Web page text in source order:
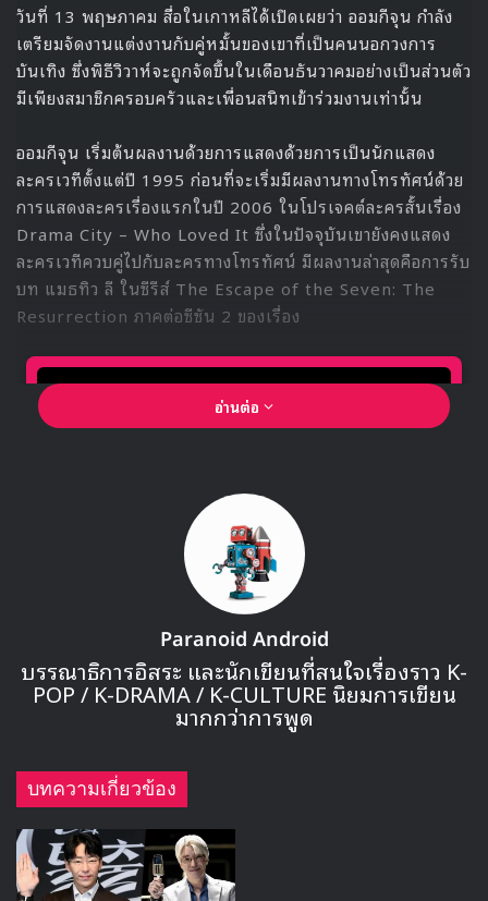
วันที่ 13 พฤษภาคม สื่อในเกาหลีได้เปิดเผยว่า ออมกีจุน กำลัง
เตรียมจัดงานแต่งงานกับคู่หมั้นของเขาที่เป็นคนนอกวงการ
บันเทิง ซึ่งพิธีวิวาห์จะถูกจัดขึ้นในเดือนธันวาคมอย่างเป็นส่วนตัว
มีเพียงสมาชิกครอบครัวและเพื่อนสนิทเข้าร่วมงานเท่านั้น
ออมกีจุน เริ่มต้นผลงานด้วยการแสดงด้วยการเป็นนักแสดง
ละครเวทีตั้งแต่ปี 1995 ก่อนที่จะเริ่มมีผลงานทางโทรทัศน์ด้วย
การแสดงละครเรื่องแรกในปี 2006 ในโปรเจคต์ละครสั้นเรื่อง
Drama City – Who Loved It ซึ่งในปัจจุบันเขายังคงแสดง
ละครเวทีควบคู่ไปกับละครทางโทรทัศน์ มีผลงานล่าสุดคือการรับ
บท แมธทิว ลี ในซีรีส์ The Escape of the Seven: The
Resurrection ภาคต่อซีซัน 2 ของเรื่อง
🎙GYUBIN ปลื้มเมืองไทยขนาดไหน? ถึงกลับมาถ่าย
MV เพลงใหม่ LIKE U 100 ที่กรุงเทพ
▶ คลิกดูสัมภาษณ์พิเศษ
อ่านต่อ
Paranoid Android
บรรณาธิการอิสระ และนักเขียนที่สนใจเรื่องราว K-
POP / K-DRAMA / K-CULTURE นิยมการเขียน
มากกว่าการพูด
บทความเกี่ยวข้อง